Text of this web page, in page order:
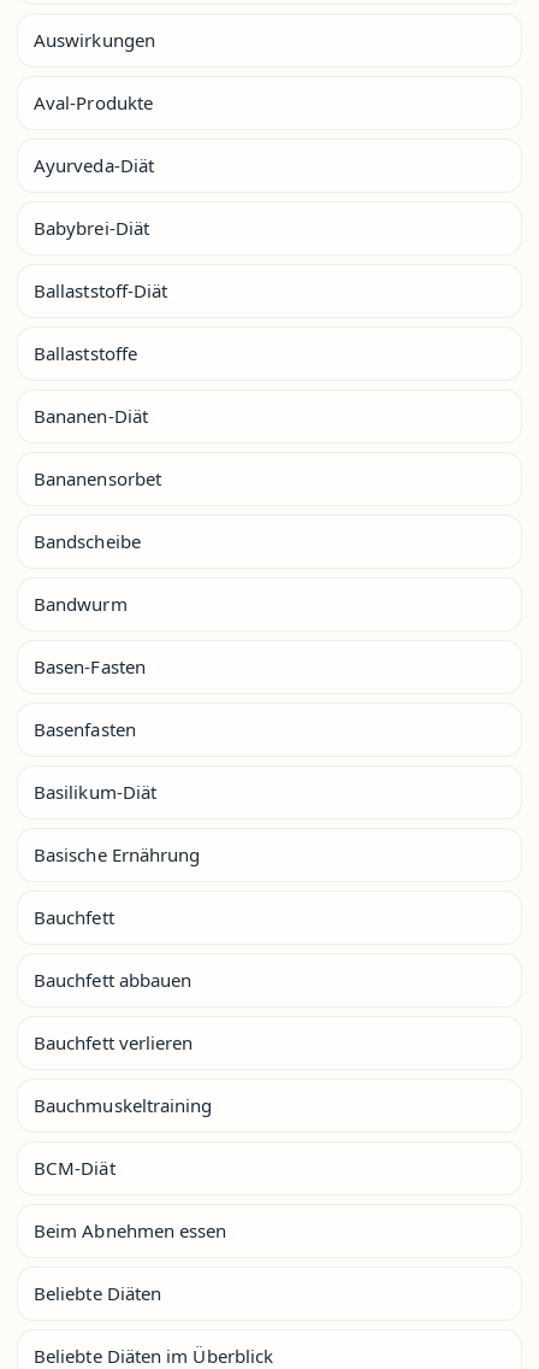
Auswirkungen
Aval-Produkte
Ayurveda-Diät
Babybrei-Diät
Ballaststoff-Diät
Ballaststoffe
Bananen-Diät
Bananensorbet
Bandscheibe
Bandwurm
Basen-Fasten
Basenfasten
Basilikum-Diät
Basische Ernährung
Bauchfett
Bauchfett abbauen
Bauchfett verlieren
Bauchmuskeltraining
BCM-Diät
Beim Abnehmen essen
Beliebte Diäten
Beliebte Diäten im Überblick